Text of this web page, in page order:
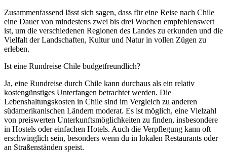
Zusammenfassend lässt sich sagen, dass für eine Reise nach Chile
eine Dauer von mindestens zwei bis drei Wochen empfehlenswert
ist, um die verschiedenen Regionen des Landes zu erkunden und die
Vielfalt der Landschaften, Kultur und Natur in vollen Zügen zu
erleben.
Ist eine Rundreise Chile budgetfreundlich?
Ja, eine Rundreise durch Chile kann durchaus als ein relativ
kostengünstiges Unterfangen betrachtet werden. Die
Lebenshaltungskosten in Chile sind im Vergleich zu anderen
südamerikanischen Ländern moderat. Es ist möglich, eine Vielzahl
von preiswerten Unterkunftsmöglichkeiten zu finden, insbesondere
in Hostels oder einfachen Hotels. Auch die Verpflegung kann oft
erschwinglich sein, besonders wenn du in lokalen Restaurants oder
an Straßenständen speist.